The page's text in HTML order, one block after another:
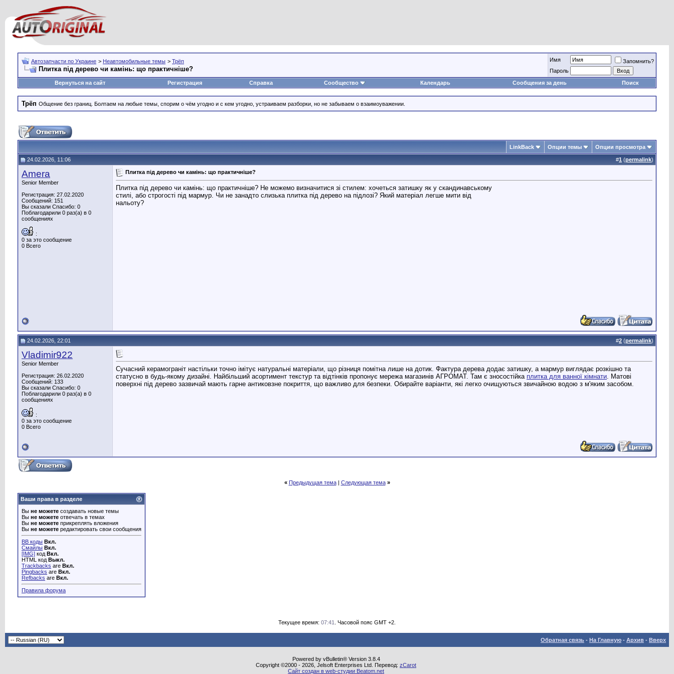
Автозапчасти по Украине > Неавтомобильные темы > Трёп
Плитка під дерево чи камінь: що практичніше?
Имя
Запомнить?
Пароль
Вернуться на сайт
Регистрация Справка Сообщество Календарь Сообщения за день Поиск
Трёп Общение без границ. Болтаем на любые темы, спорим о чём угодно и с кем угодно, устраиваем разборки, но не забываем о взаимоуважении.
LinkBack Опции темы Опции просмотра
24.02.2026, 11:06 #1 (permalink)
Amera
Senior Member
Регистрация: 27.02.2020
Сообщений: 151
Вы сказали Спасибо: 0
Поблагодарили 0 раз(а) в 0
сообщениях
:
0 за это сообщение
0 Всего
Плитка під дерево чи камінь: що практичніше?
Плитка під дерево чи камінь: що практичніше? Не можемо визначитися зі стилем: хочеться затишку як у скандинавському
стилі, або строгості під мармур. Чи не занадто слизька плитка під дерево на підлозі? Який матеріал легше мити від
нальоту?
24.02.2026, 22:01 #2 (permalink)
Vladimir922
Senior Member
Регистрация: 26.02.2020
Сообщений: 133
Вы сказали Спасибо: 0
Поблагодарили 0 раз(а) в 0
сообщениях
:
0 за это сообщение
0 Всего
Сучасний керамограніт настільки точно імітує натуральні матеріали, що різниця помітна лише на дотик. Фактура дерева додає затишку, а мармур виглядає розкішно та
статусно в будь-якому дизайні. Найбільший асортимент текстур та відтінків пропонує мережа магазинів АГРОМАТ. Там є зносостійка плитка для ванної кімнати . Матові
поверхні під дерево зазвичай мають гарне антиковзне покриття, що важливо для безпеки. Обирайте варіанти, які легко очищуються звичайною водою з м'яким засобом.
« Предыдущая тема| Следующая тема »
Ваши права в разделе
Вы не можете создавать новые темы
Вы не можете отвечать в темах
Вы не можете прикреплять вложения
Вы не можете редактировать свои сообщения
BB коды Вкл.
Смайлы Вкл.
[IMG] код Вкл.
HTML код Выкл.
Trackbacks are Вкл.
Pingbacks are Вкл.
Refbacks are Вкл.
Правила форума
Текущее время: 07:41 . Часовой пояс GMT +2.
Обратная связь - На Главную - Архив - Вверх
Powered by vBulletin® Version 3.8.4
Copyright ©2000 - 2026, Jelsoft Enterprises Ltd. Перевод: zCarot
Сайт создан в web-студии Beatom.net